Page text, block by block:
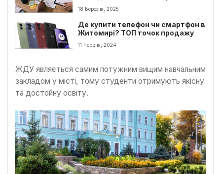
18 Березня, 2025
Де купити телефон чи смартфон в
Житомирі? ТОП точок продажу
11 Червня, 2024
ЖДУ являється самим потужним вищим навчальним
закладом у місті, тому студенти отримують якісну
та достойну освіту.